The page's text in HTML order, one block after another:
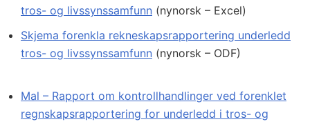
tros- og livssynssamfunn (nynorsk – Excel)
Skjema forenkla rekneskapsrapportering underledd
tros- og livssynssamfunn (nynorsk – ODF)
Mal – Rapport om kontrollhandlinger ved forenklet
regnskapsrapportering for underledd i tros- og